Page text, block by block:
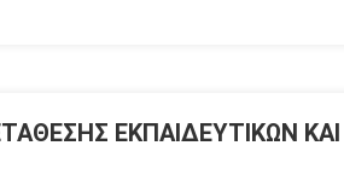
ΕΚΠΑΙΔΕΥΤΙΚΩΝ